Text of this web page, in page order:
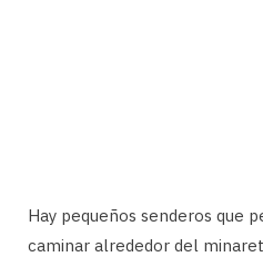
Hay pequeños senderos que
caminar alrededor del